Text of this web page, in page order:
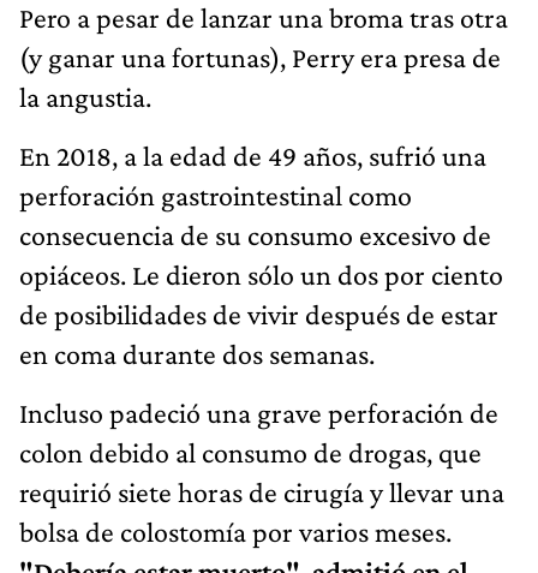
Pero a pesar de lanzar una broma tras otra
(y ganar una fortunas), Perry era presa de
la angustia.
En 2018, a la edad de 49 años, sufrió una
perforación gastrointestinal como
consecuencia de su consumo excesivo de
opiáceos. Le dieron sólo un dos por ciento
de posibilidades de vivir después de estar
en coma durante dos semanas.
Incluso padeció una grave perforación de
colon debido al consumo de drogas, que
requirió siete horas de cirugía y llevar una
bolsa de colostomía por varios meses.